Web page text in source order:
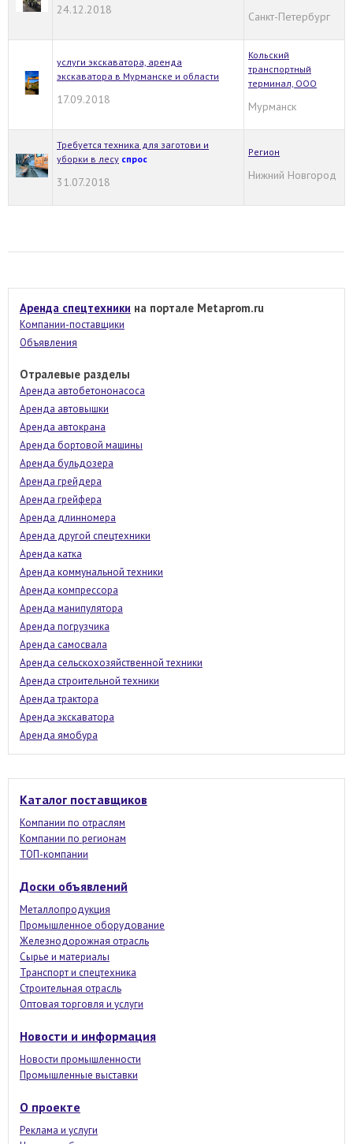
24.12.2018 Санкт-Петербург
услуги экскаватора, аренда
экскаватора в Мурманске и области
17.09.2018
Кольский
транспортный
терминал, ООО
Мурманск
Требуется техника для заготови и
уборки в лесу спрос
31.07.2018
Регион
Нижний Новгород
Аренда спецтехники на портале Metaprom.ru
Компании-поставщики
Объявления
Отралевые разделы
Аренда автобетононасоса
Аренда автовышки
Аренда автокрана
Аренда бортовой машины
Аренда бульдозера
Аренда грейдера
Аренда грейфера
Аренда длинномера
Аренда другой спецтехники
Аренда катка
Аренда коммунальной техники
Аренда компрессора
Аренда манипулятора
Аренда погрузчика
Аренда самосвала
Аренда сельскохозяйственной техники
Аренда строительной техники
Аренда трактора
Аренда экскаватора
Аренда ямобура
Каталог поставщиков
Компании по отраслям
Компании по регионам
ТОП-компании
Доски объявлений
Металлопродукция
Промышленное оборудование
Железнодорожная отрасль
Сырье и материалы
Транспорт и спецтехника
Строительная отрасль
Оптовая торговля и услуги
Новости и информация
Новости промышленности
Промышленные выставки
О проекте
Реклама и услуги